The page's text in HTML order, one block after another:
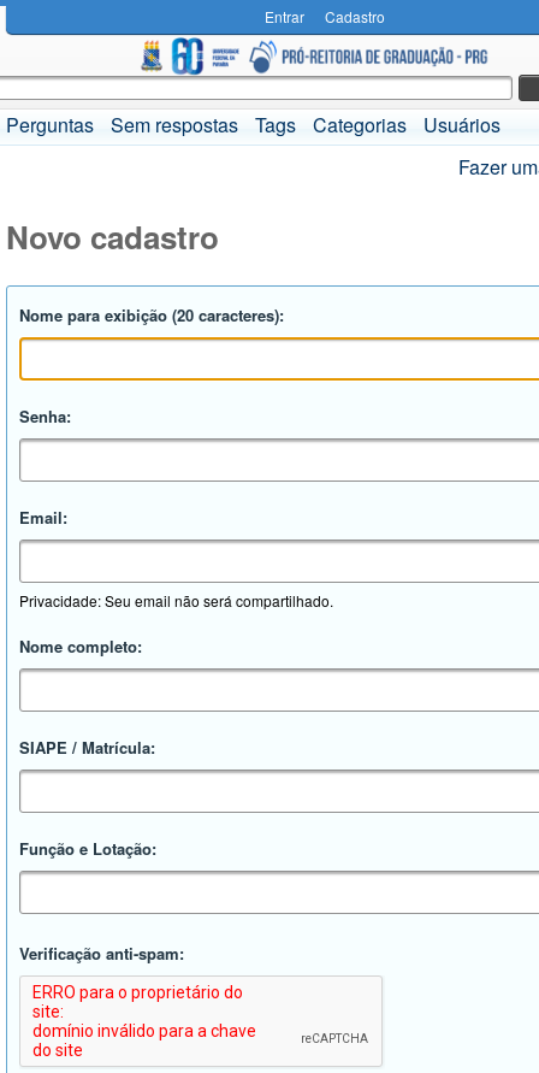
Entrar Cadastro
Perguntas Sem respostas Tags Categorias
Usuários
Fazer
Novo cadastro
Nome para exibição (20 caracteres):
Senha:
Email:
Privacidade: Seu email não será compartilhado.
Nome completo:
SIAPE / Matrícula:
Função e Lotação:
Verificação anti-spam: